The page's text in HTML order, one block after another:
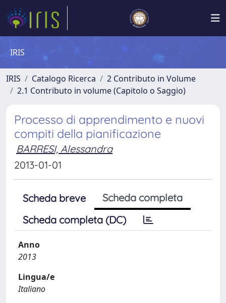
IRIS
IRIS Catalogo Ricerca
2 Contributo in Volume
2.1 Contributo in volume (Capitolo o Saggio)
Processo di apprendimento e nuovi
compiti della pianificazione
BARRESI, Alessandra
2013-01-01
Scheda breve
Scheda completa
Scheda completa (DC)
Anno
2013
Lingua/e
Italiano